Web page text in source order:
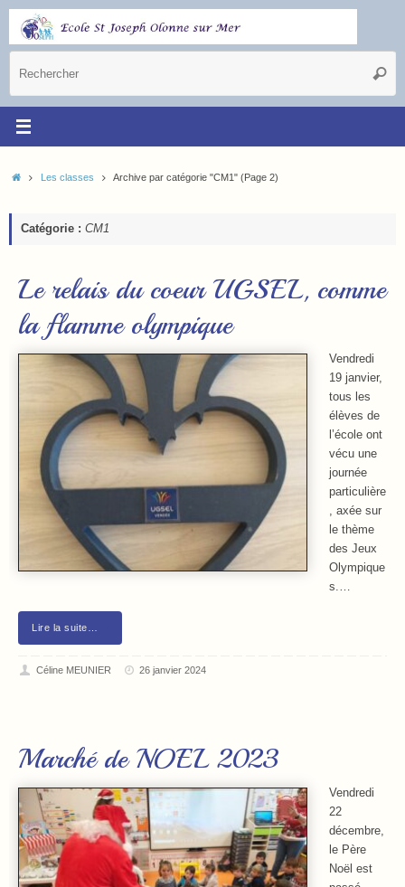
Les classes Archive par catégorie "CM1"(Page 2)
Catégorie : CM1
Le relais du coeur UGSEL, comme
la flamme olympique
Vendredi
19 janvier,
tous les
élèves de
l’école ont
vécu une
journée
particulière
, axée sur
le thème
des Jeux
Olympique
s.…
Lire la suite…
Céline MEUNIER 26 janvier 2024
Marché de NOEL 2023
Vendredi
22
décembre,
le Père
Noël est